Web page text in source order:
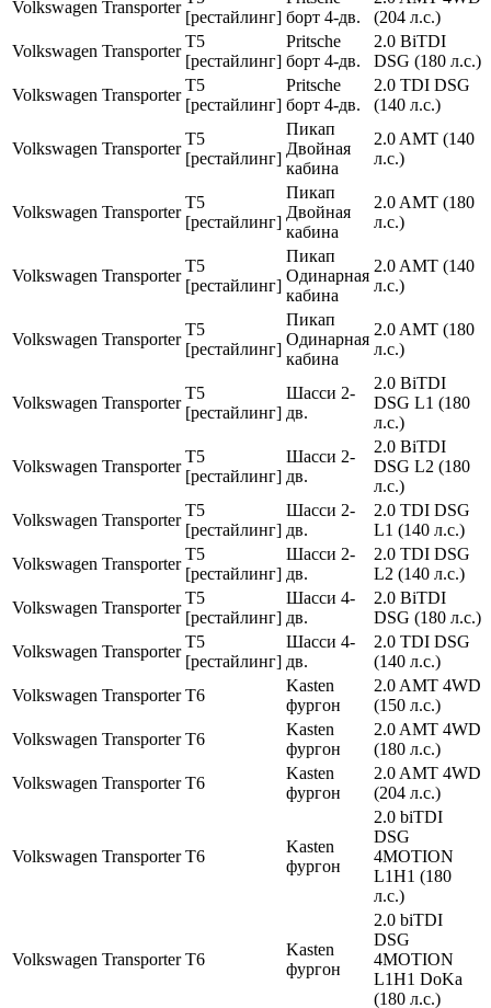
Volkswagen Transporter
[рестайлинг] борт 4-дв.
(204 л.с.)
Volkswagen Transporter
T5
[рестайлинг]
Pritsche
борт 4-дв.
2.0 BiTDI
DSG (180 л.с.)
Volkswagen Transporter
T5
[рестайлинг]
Pritsche
борт 4-дв.
2.0 TDI DSG
(140 л.с.)
Volkswagen Transporter
T5
[рестайлинг]
Пикап
Двойная
кабина
2.0 AMT (140
л.с.)
Volkswagen Transporter
T5
[рестайлинг]
Пикап
Двойная
кабина
2.0 AMT (180
л.с.)
Volkswagen Transporter
T5
[рестайлинг]
Пикап
Одинарная
кабина
2.0 AMT (140
л.с.)
Volkswagen Transporter
T5
[рестайлинг]
Пикап
Одинарная
кабина
2.0 AMT (180
л.с.)
Volkswagen Transporter
T5
[рестайлинг]
Шасси 2-
дв.
2.0 BiTDI
DSG L1 (180
л.с.)
Volkswagen Transporter
T5
[рестайлинг]
Шасси 2-
дв.
2.0 BiTDI
DSG L2 (180
л.с.)
Volkswagen Transporter
T5
[рестайлинг]
Шасси 2-
дв.
2.0 TDI DSG
L1 (140 л.с.)
Volkswagen Transporter
T5
[рестайлинг]
Шасси 2-
дв.
2.0 TDI DSG
L2 (140 л.с.)
Volkswagen Transporter
T5
[рестайлинг]
Шасси 4-
дв.
2.0 BiTDI
DSG (180 л.с.)
Volkswagen Transporter
T5
[рестайлинг]
Шасси 4-
дв.
2.0 TDI DSG
(140 л.с.)
Volkswagen Transporter T6
Kasten
фургон
2.0 AMT 4WD
(150 л.с.)
Volkswagen Transporter T6
Kasten
фургон
2.0 AMT 4WD
(180 л.с.)
Volkswagen Transporter T6
Kasten
фургон
2.0 AMT 4WD
(204 л.с.)
Volkswagen Transporter T6
Kasten
фургон
2.0 biTDI
DSG
4MOTION
L1H1 (180
л.с.)
Volkswagen Transporter T6
Kasten
фургон
2.0 biTDI
DSG
4MOTION
L1H1 DoKa
(180 л.с.)